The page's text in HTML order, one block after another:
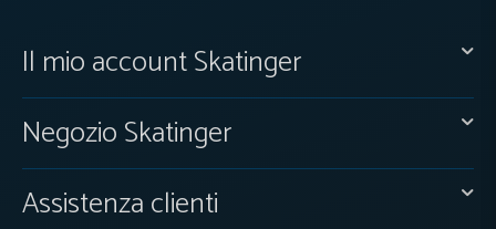
Il mio account Skatinger
Negozio Skatinger
Assistenza clienti